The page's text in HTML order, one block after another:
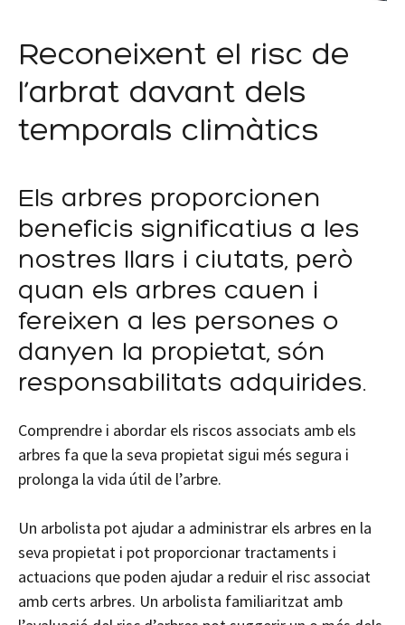
Reconeixent el risc de
l’arbrat davant dels
temporals climàtics
Els arbres proporcionen
beneficis significatius a les
nostres llars i ciutats, però
quan els arbres cauen i
fereixen a les persones o
danyen la propietat, són
responsabilitats adquirides.
Comprendre i abordar els riscos associats amb els
arbres fa que la seva propietat sigui més segura i
prolonga la vida útil de l’arbre.
Un arbolista pot ajudar a administrar els arbres en la
seva propietat i pot proporcionar tractaments i
actuacions que poden ajudar a reduir el risc associat
amb certs arbres. Un arbolista familiaritzat amb